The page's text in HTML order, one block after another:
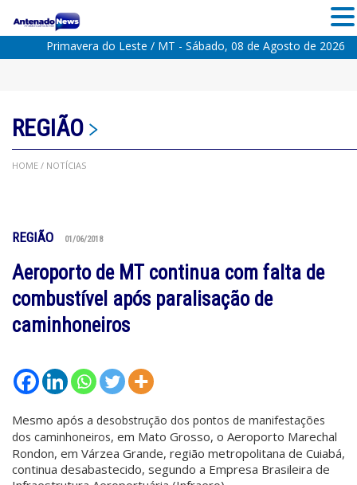
Primavera do Leste / MT - Sábado, 08 de Agosto de 2026
REGIÃO
HOME / NOTÍCIAS
REGIÃO 01/06/2018
Aeroporto de MT continua com falta de
combustível após paralisação de
caminhoneiros
Mesmo após a desobstrução dos pontos de manifestações
dos caminhoneiros, em Mato Grosso, o Aeroporto Marechal
Rondon, em Várzea Grande, região metropolitana de Cuiabá,
continua desabastecido, segundo a Empresa Brasileira de